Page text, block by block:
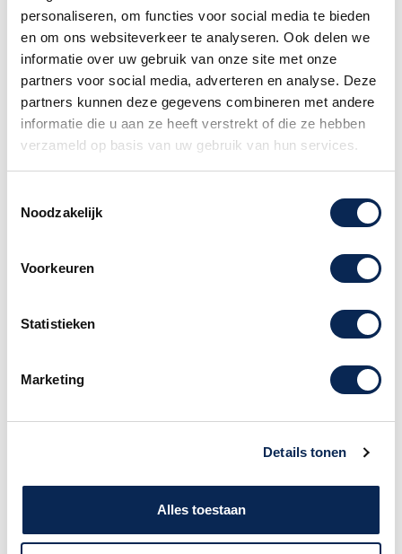
personaliseren, om functies voor social media te bieden
en om ons websiteverkeer te analyseren. Ook delen we
informatie over uw gebruik van onze site met onze
partners voor social media, adverteren en analyse. Deze
partners kunnen deze gegevens combineren met andere
informatie die u aan ze heeft verstrekt of die ze hebben
verzameld op basis van uw gebruik van hun services.
Noodzakelijk
Voorkeuren
Statistieken
Marketing
Details tonen
Alles toestaan
1977 Telecaster Custom reproduceert de
typische toon en het gevoel van het origineel.
Deze Tele heeft een Wide Range humbucking-
pickup in de nekpositie en een Pure Vintage '77
single-coil Tele®-pickup in de brugpositie. Om
een authentieke Wide-Range humbucking-
1981 niet meer in productie waren en een
essentieel element zijn bij het herscheppen van
Specificaties van de American Vintage II
Body: elzen
Toets: esdoorn
Topkambreedte: 42 mm (1,650")
21 Medium jumbo frets
(brug) en authentic CuNiFe wide-range